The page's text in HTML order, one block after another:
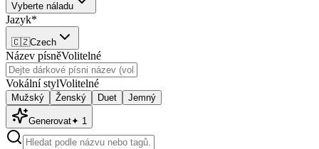
Vyberte náladu
Jazyk*
🇨🇿Czech
Název písněVolitelné
Vokální stylVolitelné
Mužský Ženský Duet Jemný
Generovat✦ 1